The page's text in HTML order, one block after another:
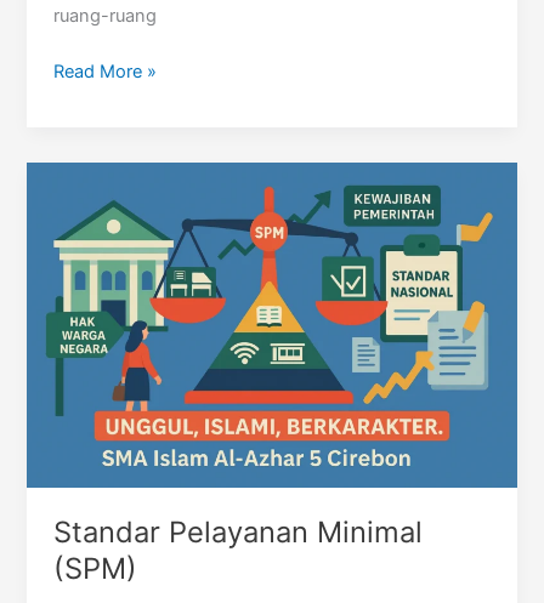
ruang-ruang
Krisis
2025
Read More »
Standar Pelayanan Minimal
(SPM)